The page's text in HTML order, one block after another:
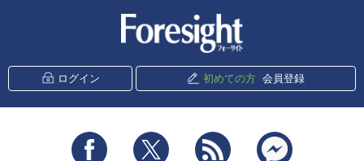
ログイン 初めての方 会員登録
Facebook Twitter RSS